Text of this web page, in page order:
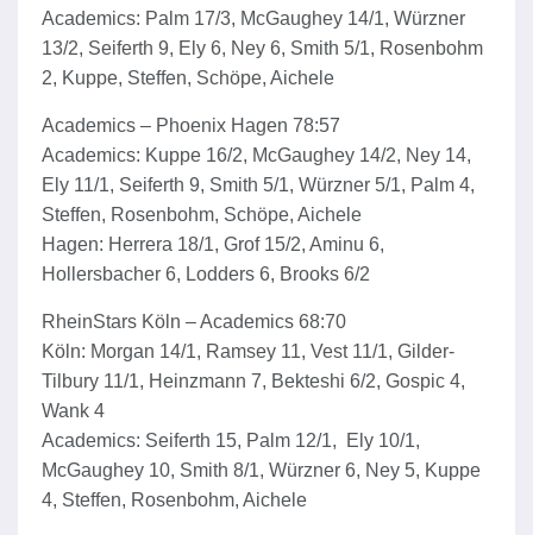
Academics: Palm 17/3, McGaughey 14/1, Würzner
13/2, Seiferth 9, Ely 6, Ney 6, Smith 5/1, Rosenbohm
2, Kuppe, Steffen, Schöpe, Aichele
Academics – Phoenix Hagen 78:57
Academics: Kuppe 16/2, McGaughey 14/2, Ney 14,
Ely 11/1, Seiferth 9, Smith 5/1, Würzner 5/1, Palm 4,
Steffen, Rosenbohm, Schöpe, Aichele
Hagen: Herrera 18/1, Grof 15/2, Aminu 6,
Hollersbacher 6, Lodders 6, Brooks 6/2
RheinStars Köln – Academics 68:70
Köln: Morgan 14/1, Ramsey 11, Vest 11/1, Gilder-
Tilbury 11/1, Heinzmann 7, Bekteshi 6/2, Gospic 4,
Wank 4
Academics: Seiferth 15, Palm 12/1, Ely 10/1,
McGaughey 10, Smith 8/1, Würzner 6, Ney 5, Kuppe
4, Steffen, Rosenbohm, Aichele